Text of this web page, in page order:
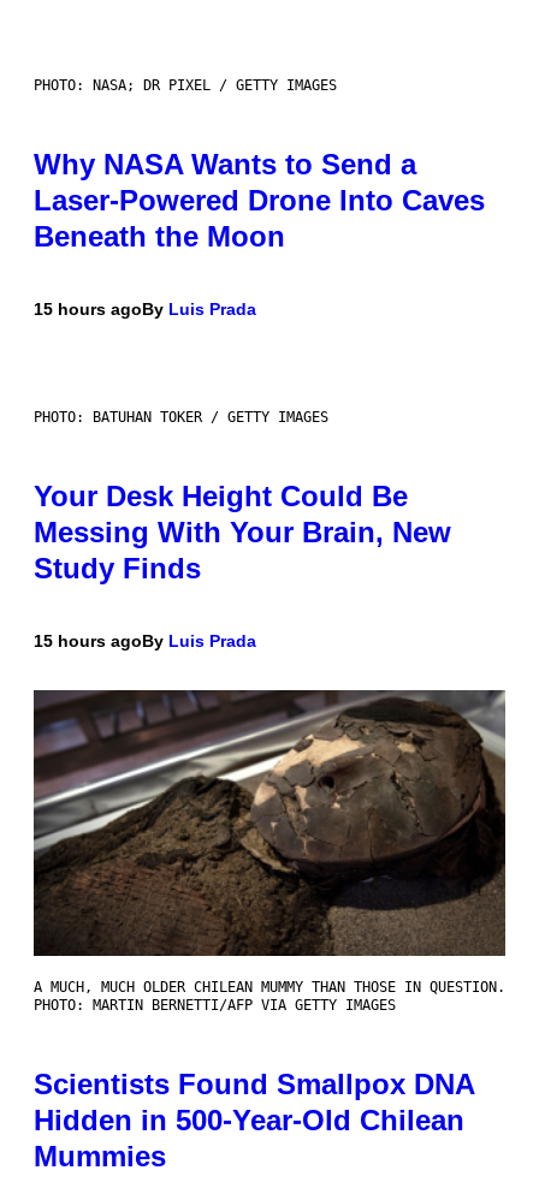
PHOTO: NASA; DR PIXEL / GETTY IMAGES
Why NASA Wants to Send a
Laser-Powered Drone Into Caves
Beneath the Moon
15 hours agoBy Luis Prada
PHOTO: BATUHAN TOKER / GETTY IMAGES
Your Desk Height Could Be
Messing With Your Brain, New
Study Finds
15 hours agoBy Luis Prada
A MUCH, MUCH OLDER CHILEAN MUMMY THAN THOSE IN QUESTION.
PHOTO: MARTIN BERNETTI/AFP VIA GETTY IMAGES
Scientists Found Smallpox DNA
Hidden in 500-Year-Old Chilean
Mummies